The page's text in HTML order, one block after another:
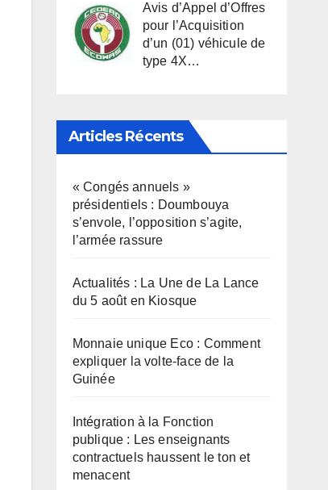
Avis d’Appel d’Offres
pour l’Acquisition
d’un (01) véhicule de
type 4X…
Articles Récents
« Congés annuels »
présidentiels : Doumbouya
s’envole, l’opposition s’agite,
l’armée rassure
Actualités : La Une de La Lance
du 5 août en Kiosque
Monnaie unique Eco : Comment
expliquer la volte-face de la
Guinée
Intégration à la Fonction
publique : Les enseignants
contractuels haussent le ton et
menacent